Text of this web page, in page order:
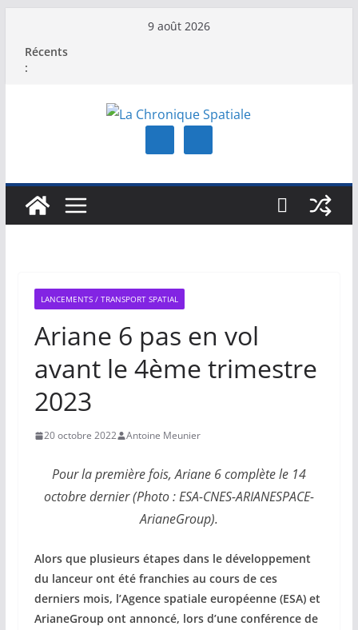
contenu
9 août 2026
Récents
:
LANCEMENTS / TRANSPORT SPATIAL
Ariane 6 pas en vol
avant le 4ème trimestre
2023
20 octobre 2022 Antoine Meunier
Pour la première fois, Ariane 6 complète le 14
octobre dernier (Photo : ESA-CNES-ARIANESPACE-
ArianeGroup).
Alors que plusieurs étapes dans le développement
du lanceur ont été franchies au cours de ces
derniers mois, l’Agence spatiale européenne (ESA) et
ArianeGroup ont annoncé, lors d’une conférence de